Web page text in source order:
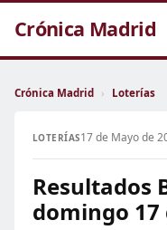
Crónica Madrid
Crónica Madrid › Loterías
LOTERÍAS17 de Mayo de
Resultados
domingo 17